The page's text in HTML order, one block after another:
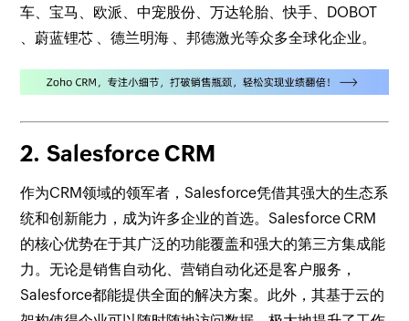
车、宝马、欧派、中宠股份、万达轮胎、快手、DOBOT
、蔚蓝锂芯 、德兰明海 、邦德激光等众多全球化企业。
2.Salesforce CRM
作为CRM领域的领军者，Salesforce凭借其强大的生态系
统和创新能力，成为许多企业的首选。Salesforce CRM
的核心优势在于其广泛的功能覆盖和强大的第三方集成能
力。无论是销售自动化、营销自动化还是客户服务，
Salesforce都能提供全面的解决方案。此外，其基于云的